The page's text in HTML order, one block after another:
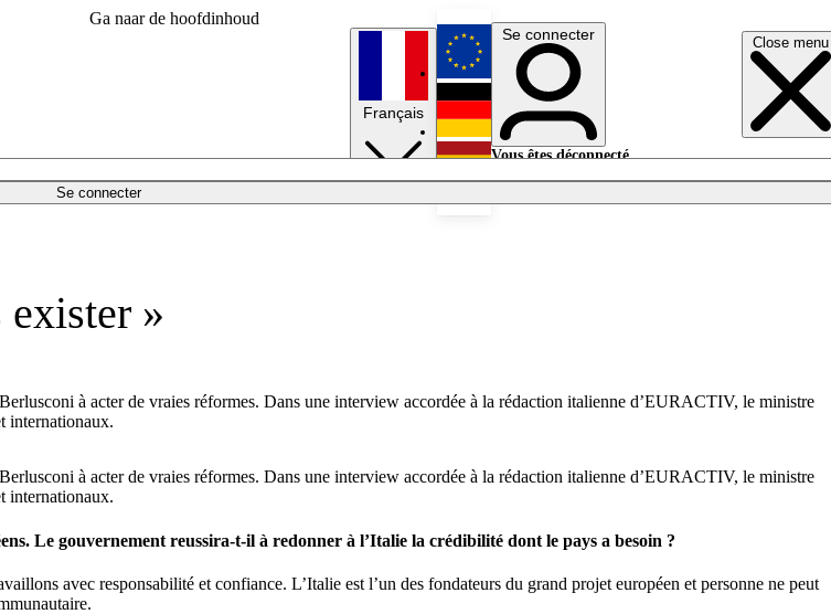
Ga naar de hoofdinhoud
Close menu
Se connecter
Français
English
Deutsch
Se connecter
Vous êtes déconnecté.
exister »
à acter de vraies réformes. Dans une interview accordée à la rédaction italienne d’EURACTIV, le ministre
internationaux.
à acter de vraies réformes. Dans une interview accordée à la rédaction italienne d’EURACTIV, le ministre
internationaux.
Le gouvernement reussira-t-il à redonner à l’Italie la crédibilité dont le pays a besoin ?
avec responsabilité et confiance. L’Italie est l’un des fondateurs du grand projet européen et personne ne peut